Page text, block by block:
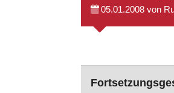
05.01.2008 von